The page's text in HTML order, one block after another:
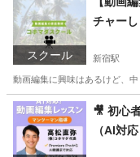
スクール
チャーし
新宿駅
動画編集に興味はあるけど、
東京 新宿区 新宿駅
🎥 初心
（AI対